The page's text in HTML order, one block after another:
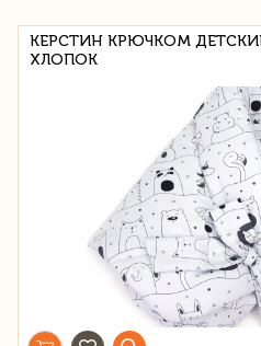
КЕРСТИН КРЮЧКОМ ДЕТСКИЕ
ХЛОПОК